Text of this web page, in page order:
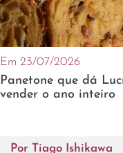
Em 23/07/2026
Panetone que dá
vender o ano inteiro
Por Tiago Ishikawa